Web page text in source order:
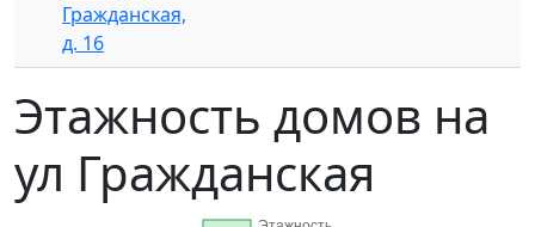
Гражданская,
д. 16
Этажность домов на
ул Гражданская